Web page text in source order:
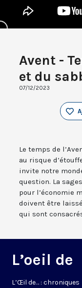
Avent -
et du
07/12/2023
Le temps de
au risque
invite notre
question. La
pour l’économie
doivent être
qui sont
L’oeil de
L’Œil de… : chroniques